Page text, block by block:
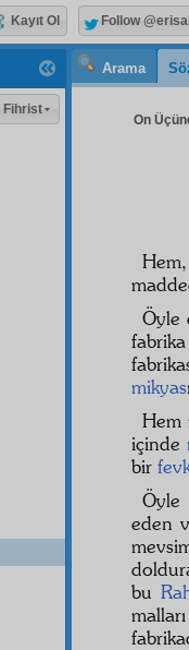
Arama
On
mikyas
Hem
içinde
bir
Öyle
eden
bu
Fihrist
Kayıt Ol Follow